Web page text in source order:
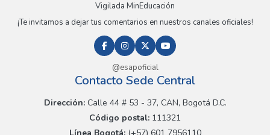
Vigilada MinEducación
¡Te invitamos a dejar tus comentarios en nuestros canales oficiales!
@esapoficial
Contacto Sede Central
Dirección:Calle 44 # 53 - 37, CAN, Bogotá D.C.
Código postal: 111321